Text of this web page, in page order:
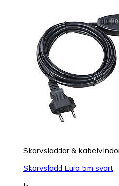
Skarvsladdar &
Skarvsladd Euro 5m svart